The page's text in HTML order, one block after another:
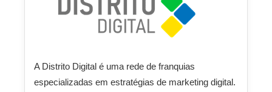
A Distrito Digital é uma rede de franquias
especializadas em estratégias de marketing digital.